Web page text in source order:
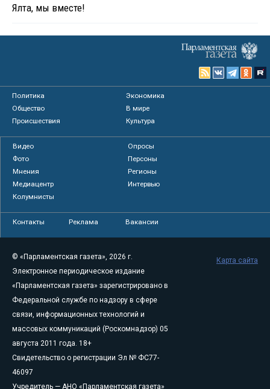
Ялта, мы вместе!
Политика
Экономика
Общество
В мире
Происшествия
Культура
Видео
Опросы
Фото
Персоны
Мнения
Регионы
Медиацентр
Интервью
Колумнисты
Контакты Реклама Вакансии
© «Парламентская газета», 2026 г.
Электронное периодическое издание
«Парламентская газета» зарегистрировано в
Федеральной службе по надзору в сфере
связи, информационных технологий и
массовых коммуникаций (Роскомнадзор) 05
августа 2011 года. 18+
Свидетельство о регистрации Эл № ФС77-
46097
Учредитель — АНО «Парламентская газета»
Карта сайта